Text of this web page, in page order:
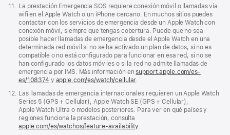
de
página
Nota
página
11. La prestación Emergencia SOS requiere conexión móvil o llamadas vía
wifi en el Apple Watch o un iPhone cercano. En muchos sitios puedes
contactar con los servicios de emergencia desde un Apple Watch con
conexión móvil, siempre que tengas cobertura. Puede que no sea
posible hacer llamadas de emergencia desde el Apple Watch en una
determinada red móvil si no se ha activado un plan de datos, si no es
compatible o no está configurado para funcionar en esa red, si no se
han configurado los datos móviles o si la red no admite llamadas de
emergencia por IMS. Más información ensupport.apple.com/es-
es/108374 (Se
en
una
ventana
nueva)
y apple.com/es/watch/cellular.
Nota
página
12. Las llamadas de emergencia internacionales requieren un Apple Watch
Series 5 (GPS + Cellular), Apple Watch SE (GPS + Cellular),
Apple Watch Ultra o modelos posteriores. Para ver en qué países y
regiones funciona la prestación, consulta
apple.com/es/watchos/feature-availability